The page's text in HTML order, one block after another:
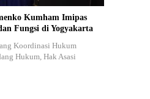
Kumham Imipas
Fungsi di Yogyakarta
Koordinasi Hukum
Hukum, Hak Asasi